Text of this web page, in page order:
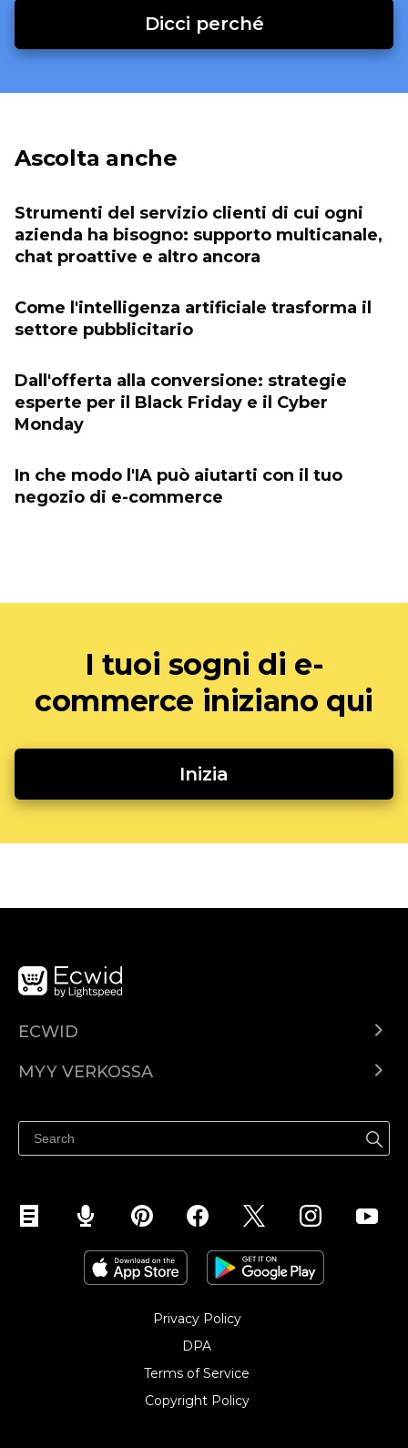
Dicci perché
Ascolta anche
Strumenti del servizio clienti di cui ogni
azienda ha bisogno: supporto multicanale,
chat proattive e altro ancora
Come l'intelligenza artificiale trasforma il
settore pubblicitario
Dall'offerta alla conversione: strategie
esperte per il Black Friday e il Cyber ​​
Monday
In che modo l'IA può aiutarti con il tuo
negozio di e-commerce
I tuoi sogni di e-
commerce iniziano qui
Inizia
ECWID
Hinnoittelu
MYY VERKOSSA
Myy Facebookissa
Myy Instagramissa
Privacy Policy
DPA
Terms of Service
Copyright Policy‎